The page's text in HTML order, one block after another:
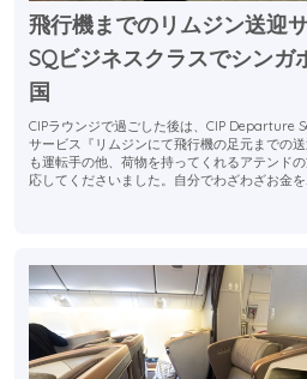
飛行機までのリムジン送迎
SQビジネスクラスでシンガ
国
CIPラウンジで過ごした後は、CIP Departure
サービス『リムジンにて飛行機の足元までの
も運転手の他、荷物を持ってくれるアテンド
応してくださいました。自分でわざわざお金を